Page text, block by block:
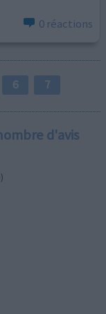
0 réactions
6 7
d'avis